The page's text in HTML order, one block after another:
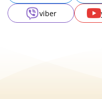
viber